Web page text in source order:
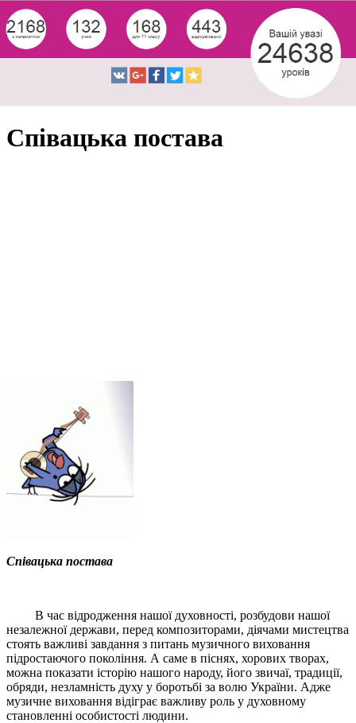
Співацька постава
Співацька постава
В час відродження нашої духовності, розбудови нашої
незалежної держави, перед композиторами, діячами мистецтва
стоять важливі завдання з питань музичного виховання
підростаючого покоління. А саме в піснях, хорових творах,
можна показати історію нашого народу, його звичаї, традиції,
обряди, незламність духу у боротьбі за волю України. Адже
музичне виховання відіграє важливу роль у духовному
становленні особистості людини.